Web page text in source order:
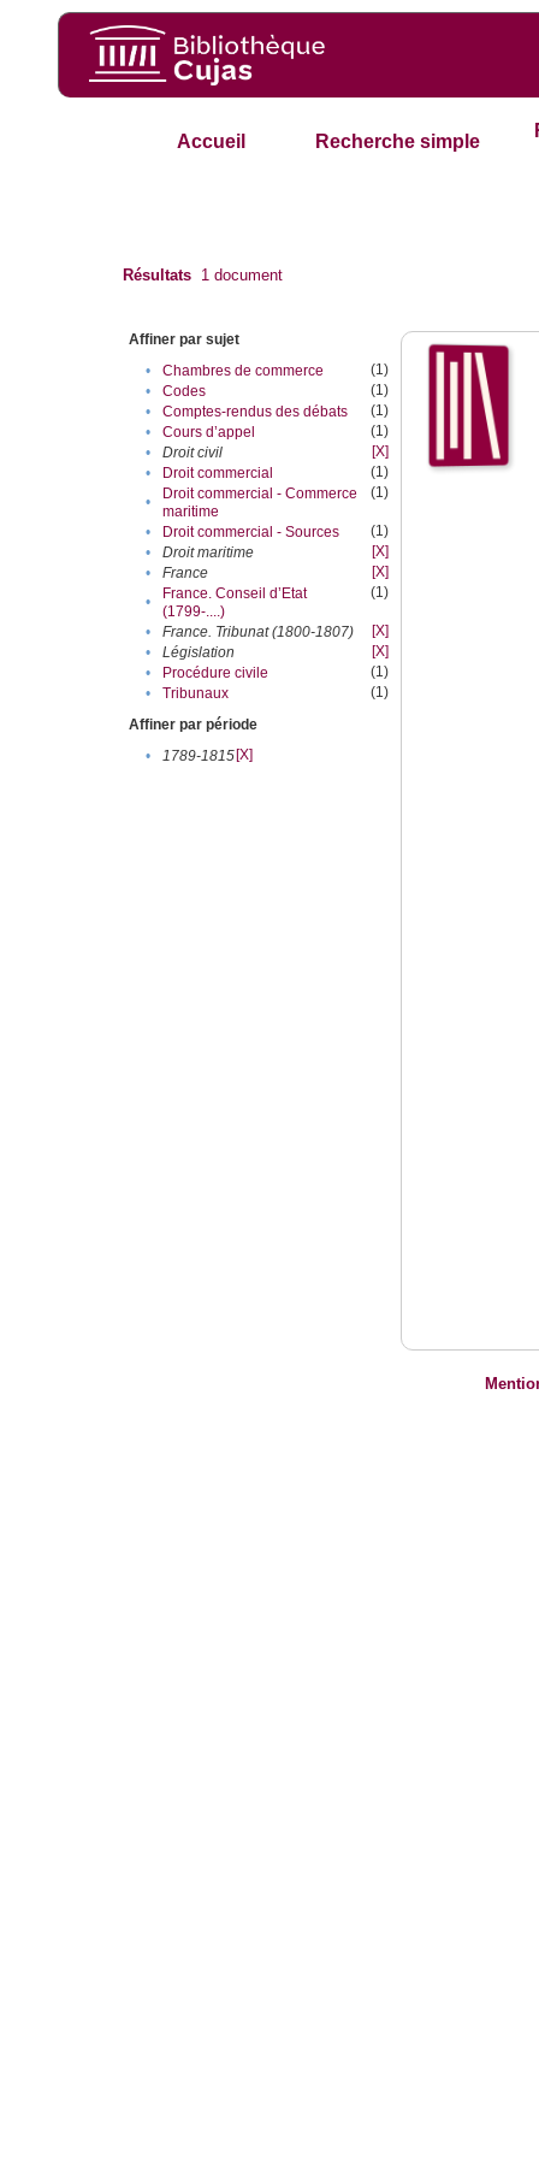
Accueil Recherche simple
Résultats 1 document
Affiner par sujet
•
Chambres de commerce
(1)
•
Codes
(1)
•
Comptes-rendus des débats
(1)
•
Cours d’appel
(1)
•
Droit civil
[X]
•
Droit commercial
(1)
•
Droit commercial - Commerce
maritime
(1)
• Droit commercial - Sources
(1)
•
Droit maritime
[X]
•
France
[X]
•
France. Conseil d’Etat
(1799-....)
(1)
• France. Tribunat (1800-1807)
[X]
•
Législation
[X]
•
Procédure civile
(1)
•
Tribunaux
(1)
Affiner par période
•
1789-1815[X]